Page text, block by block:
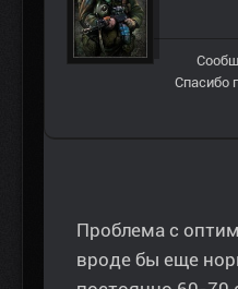
Спасибо
Проблема с
вроде бы еще